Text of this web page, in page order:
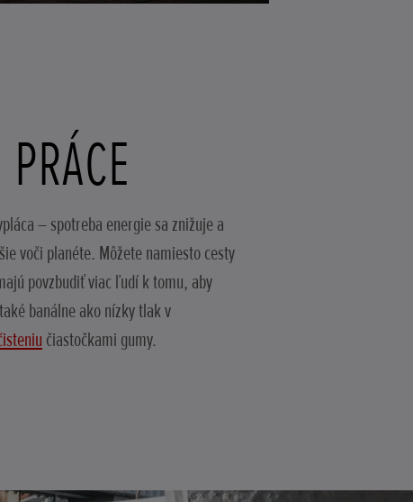
– spotreba energie sa znižuje a
voči planéte. Môžete namiesto cesty
povzbudiť viac ľudí k tomu, aby
banálne ako nízky tlak v
čiastočkami gumy.